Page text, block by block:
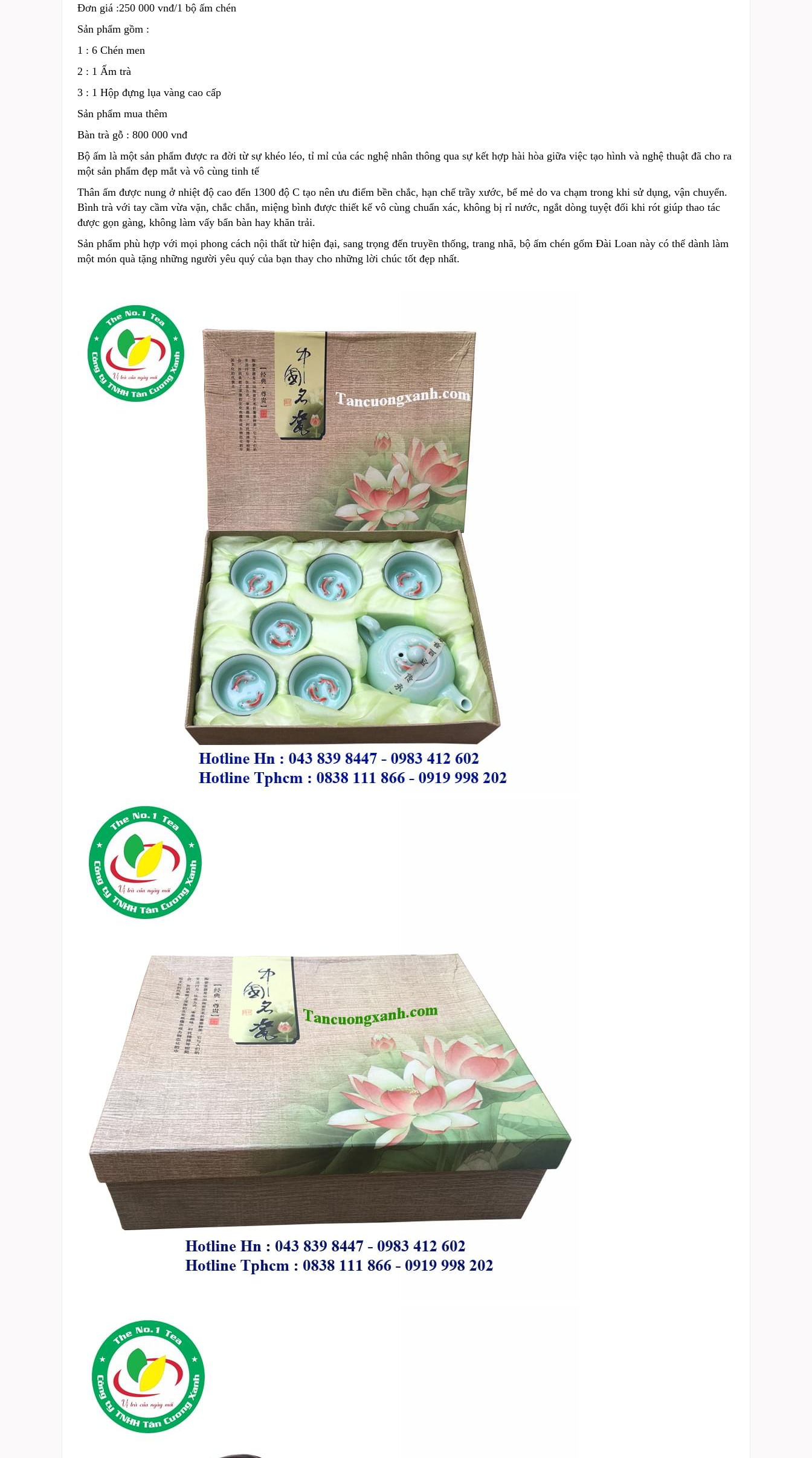
Đơn giá :250 000 vnđ/1 bộ ấm chén
Sản phẩm gồm :
1 : 6 Chén men
2 : 1 Ấm trà
3 : 1 Hộp đựng lụa vàng cao cấp
Sản phẩm mua thêm
Bàn trà gỗ : 800 000 vnđ
Bộ ấm là một sản phẩm được ra đời từ sự khéo léo, tỉ mỉ của các nghệ nhân thông qua sự kết hợp hài hòa giữa việc tạo hình và nghệ thuật đã cho ra
một sản phẩm đẹp mắt và vô cùng tinh tế
Thân ấm được nung ở nhiệt độ cao đến 1300 độ C tạo nên ưu điểm bền chắc, hạn chế trầy xước, bể mẻ do va chạm trong khi sử dụng, vận chuyển.
Bình trà với tay cầm vừa vặn, chắc chắn, miệng bình được thiết kế vô cùng chuẩn xác, không bị rỉ nước, ngắt dòng tuyệt đối khi rót giúp thao tác
được gọn gàng, không làm vấy bẩn bàn hay khăn trải.
Sản phẩm phù hợp với mọi phong cách nội thất từ hiện đại, sang trọng đến truyền thống, trang nhã, bộ ấm chén gốm Đài Loan này có thể dành làm
một món quà tặng những người yêu quý của bạn thay cho những lời chúc tốt đẹp nhất.